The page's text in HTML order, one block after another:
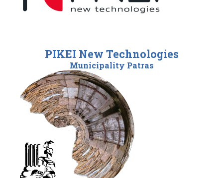
PIKEI New Technologies
Municipality Patras